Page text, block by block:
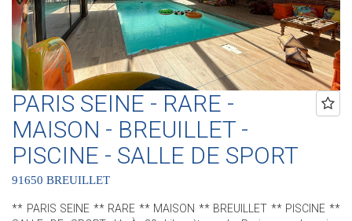
PARIS SEINE - RARE -
MAISON - BREUILLET -
PISCINE - SALLE DE SPORT
91650 BREUILLET
** PARIS SEINE ** RARE ** MAISON ** BREUILLET ** PISCINE **